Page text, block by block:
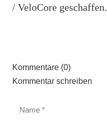
/ VeloCore geschaffen.
Kommentare (0)
Kommentar schreiben